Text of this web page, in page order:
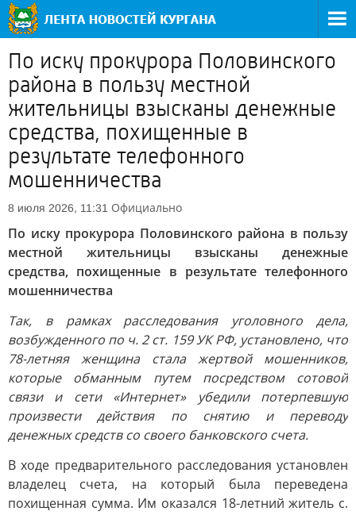
По иску прокурора Половинского
района в пользу местной
жительницы взысканы денежные
средства, похищенные в
результате телефонного
мошенничества
8 июля 2026, 11:31 Официально
По иску прокурора Половинского района в пользу
местной жительницы взысканы денежные
средства, похищенные в результате телефонного
мошенничества
Так, в рамках расследования уголовного дела,
возбужденного по ч. 2 ст. 159 УК РФ, установлено, что
78-летняя женщина стала жертвой мошенников,
которые обманным путем посредством сотовой
связи и сети «Интернет» убедили потерпевшую
произвести действия по снятию и переводу
денежных средств со своего банковского счета.
В ходе предварительного расследования установлен
владелец счета, на который была переведена
похищенная сумма. Им оказался 18-летний житель с.